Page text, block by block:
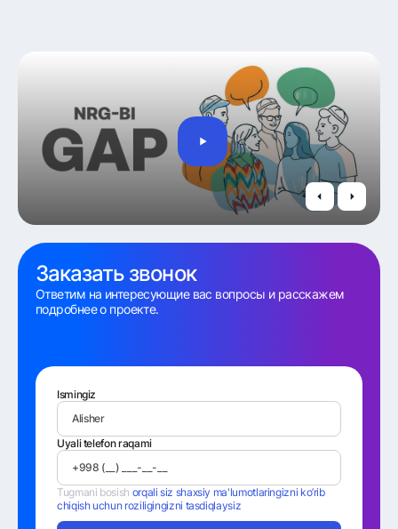
Заказать звонок
Ответим на интересующие вас вопросы и расскажем
подробнее о проекте.
Ismingiz
Uyali telefon raqami
Tugmani bosish orqali siz shaxsiy ma'lumotlaringizni ko’rib
chiqish uchun roziligingizni tasdiqlaysiz